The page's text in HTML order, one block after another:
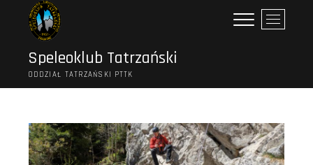
Speleoklub Tatrzański
ODDZIAŁ TATRZAŃSKI PTTK
P
r
k
m
e